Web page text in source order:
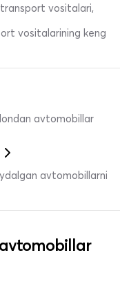
vositalari,
vositalarining keng
avtomobillar
avtomobillarni